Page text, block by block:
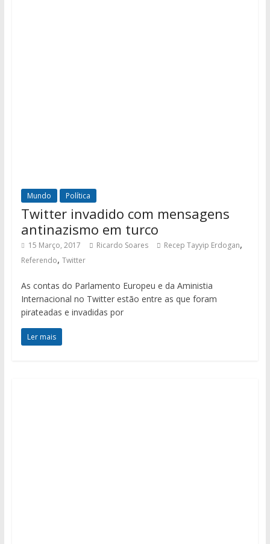
Mundo Política
Twitter invadido com mensagens
antinazismo em turco
15 Março, 2017 Ricardo Soares Recep Tayyip Erdogan,
Referendo, Twitter
As contas do Parlamento Europeu e da Aministia
Internacional no Twitter estão entre as que foram
pirateadas e invadidas por
Ler mais